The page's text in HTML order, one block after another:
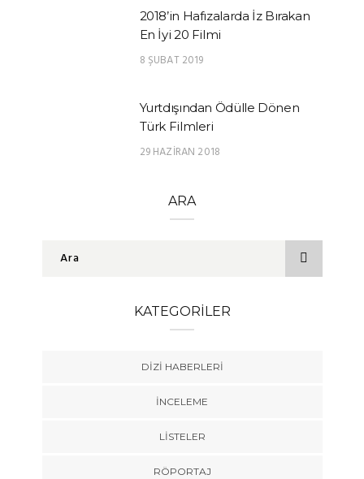
2018’in Hafızalarda İz Bırakan
En İyi 20 Filmi
8 ŞUBAT 2019
Yurtdışından Ödülle Dönen
Türk Filmleri
29 HAZIRAN 2018
ARA
KATEGORILER
DIZI HABERLERI
İNCELEME
LISTELER
RÖPORTAJ